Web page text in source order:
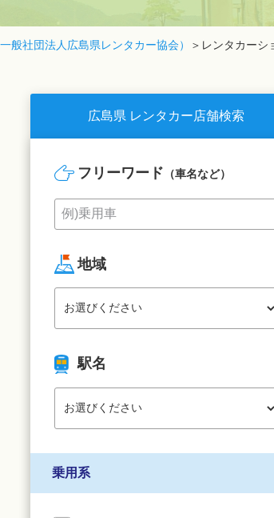
一般社団法人広島県レンタカー協会） レンタカーシ
広島県 レンタカー店舗検索
フリーワード （車名など）
地域
駅名
乗用系